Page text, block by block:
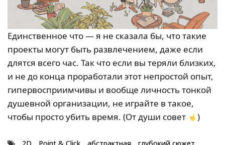
Единственное что — я не сказала бы, что такие
проекты могут быть развлечением, даже если
длятся всего час. Так что если вы теряли близких,
и не до конца проработали этот непростой опыт,
гипервосприимчивы и вообще личность тонкой
душевной организации, не играйте в такое,
чтобы просто убить время. (От души совет
)